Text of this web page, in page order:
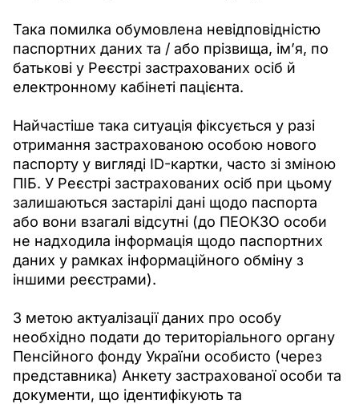
Така помилка обумовлена невідповідністю
паспортних даних та / або прізвища, ім’я, по
батькові у Реєстрі застрахованих осіб й
електронному кабінеті пацієнта.
Найчастіше така ситуація фіксується у разі
отримання застрахованою особою нового
паспорту у вигляді ID-картки, часто зі зміною
ПІБ. У Реєстрі застрахованих осіб при цьому
залишаються застарілі дані щодо паспорта
або вони взагалі відсутні (до ПЕОКЗО особи
не надходила інформація щодо паспортних
даних у рамках інформаційного обміну з
іншими реєстрами).
З метою актуалізації даних про особу
необхідно подати до територіального органу
Пенсійного фонду України особисто (через
представника) Анкету застрахованої особи та
документи, що ідентифікують та